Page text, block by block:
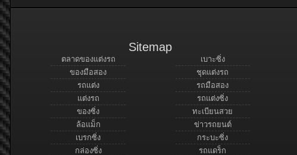
Sitemap
ตลาดของแต่งรถ
ของมือสอง
รถแต่ง
แต่งรถ
ของซิ่ง
ล้อแม็ก
เบรกซิ่ง
กล่องซิ่ง
เบาะซิ่ง
ชุดแต่งรถ
รถมือสอง
รถแต่งซิ่ง
ทะเบียนสวย
ข่าวรถยนต์
กระบะซิ่ง
รถแดร็ก